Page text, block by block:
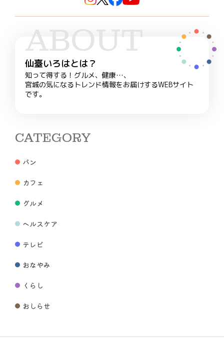
ABOUT
仙臺いろはとは？
知って得する！グルメ、健康…、
宮城の気になるトレンド情報をお届けするWEBサイト
です。
CATEGORY
パン
カフェ
グルメ
ヘルスケア
テレビ
おなやみ
くらし
おしらせ